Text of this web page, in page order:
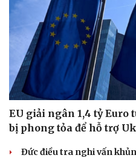
EU giải ngân 1,4 tỷ Euro
bị phong tỏa để hỗ trợ
Đức điều tra nghi vấn